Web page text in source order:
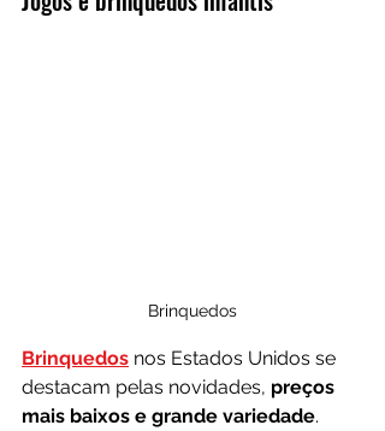
Brinquedos
Brinquedos nos Estados Unidos se
destacam pelas novidades, preços
mais baixos e grande variedade.